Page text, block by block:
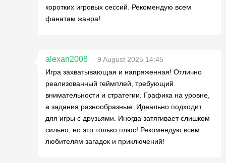
коротких игровых сессий. Рекомендую всем
фанатам жанра!
alexan2008
9 August 2025 14:45
Игра захватывающая и напряженная! Отлично
реализованный геймплей, требующий
внимательности и стратегии. Графика на уровне,
а задания разнообразные. Идеально подходит
для игры с друзьями. Иногда затягивает слишком
сильно, но это только плюс! Рекомендую всем
любителям загадок и приключений!